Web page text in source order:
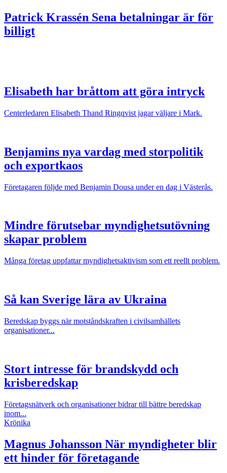
Patrick Krassén Sena betalningar är för
billigt
Elisabeth har bråttom att göra intryck
Centerledaren Elisabeth Thand Ringqvist jagar väljare i Mark.
Benjamins nya vardag med storpolitik
och exportkaos
Företagaren följde med Benjamin Dousa under en dag i Västerås.
Mindre förutsebar myndighetsutövning
skapar problem
Många företag uppfattar myndighetsaktivism som ett reellt problem.
Så kan Sverige lära av Ukraina
Beredskap byggs när motståndskraften i civilsamhällets
organisationer...
Stort intresse för brandskydd och
krisberedskap
Företagsnätverk och organisationer bidrar till bättre beredskap
inom...
Krönika
Magnus Johansson När myndigheter blir
ett hinder för företagande